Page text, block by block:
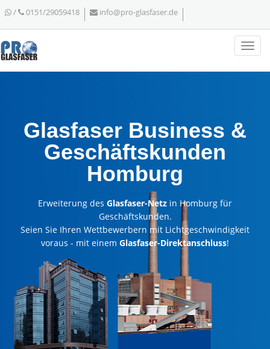
/ 0151/29059418 info@pro-glasfaser.de
Glasfaser Business &
Geschäftskunden
Homburg
Erweiterung des Glasfaser-Netz in Homburg für
Geschäftskunden.
Seien Sie Ihren Wettbewerbern mit Lichtgeschwindigkeit
voraus - mit einem Glasfaser-Direktanschluss!